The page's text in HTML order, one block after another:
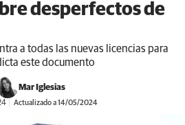
desperfectos de
a todas las nuevas licencias para
este documento
Mar Iglesias
Actualizado a 14/05/2024